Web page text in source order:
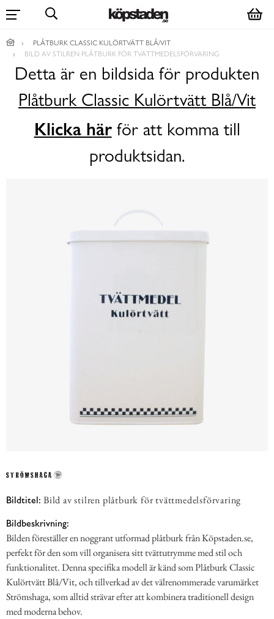
PLÅTBURK CLASSIC KULÖRTVÄTT BLÅ/VIT
BILD AV STILREN PLÅTBURK FÖR TVÄTTMEDELSFÖRVARING
Detta är en bildsida för produkten
Plåtburk Classic Kulörtvätt Blå/Vit
Klicka härför att komma till
produktsidan.
Bildtitel: Bild av stilren plåtburk för tvättmedelsförvaring
Bildbeskrivning:
Bilden föreställer en noggrant utformad plåtburk från Köpstaden.se,
perfekt för den som vill organisera sitt tvättutrymme med stil och
funktionalitet. Denna specifika modell är känd som Plåtburk Classic
Kulörtvätt Blå/Vit, och tillverkad av det välrenommerade varumärket
Strömshaga, som alltid strävar efter att kombinera traditionell design
med moderna behov.